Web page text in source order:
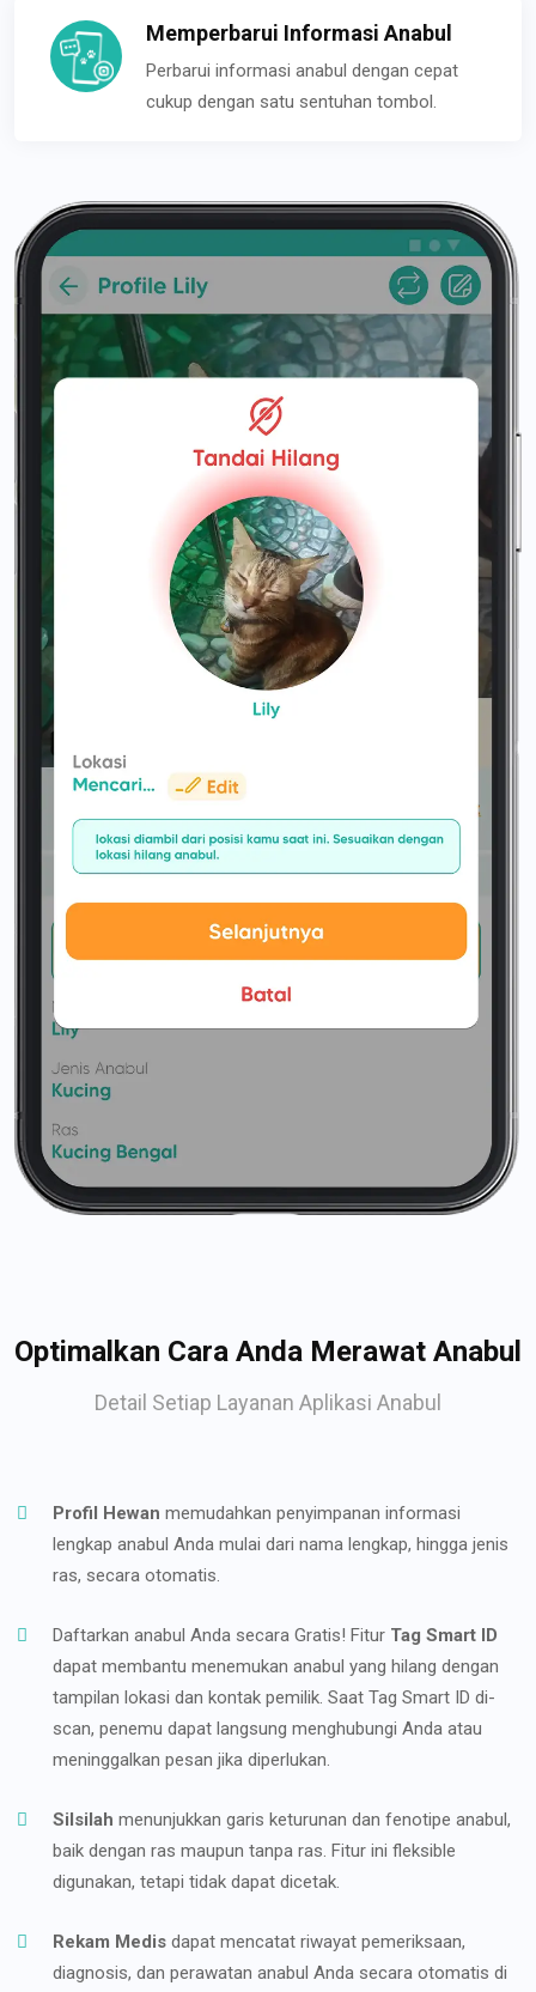
Memperbarui Informasi Anabul
Perbarui informasi anabul dengan cepat
cukup dengan satu sentuhan tombol.
Optimalkan Cara Anda Merawat Anabul
Detail Setiap Layanan Aplikasi Anabul
Profil Hewan memudahkan penyimpanan informasi
lengkap anabul Anda mulai dari nama lengkap, hingga jenis
ras, secara otomatis.
Daftarkan anabul Anda secara Gratis! Fitur Tag Smart ID
dapat membantu menemukan anabul yang hilang dengan
tampilan lokasi dan kontak pemilik. Saat Tag Smart ID di-
scan, penemu dapat langsung menghubungi Anda atau
meninggalkan pesan jika diperlukan.
Silsilah menunjukkan garis keturunan dan fenotipe anabul,
baik dengan ras maupun tanpa ras. Fitur ini fleksible
digunakan, tetapi tidak dapat dicetak.
Rekam Medis dapat mencatat riwayat pemeriksaan,
diagnosis, dan perawatan anabul Anda secara otomatis di